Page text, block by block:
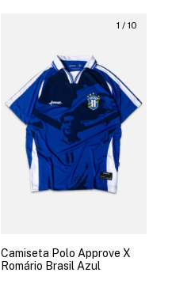
1 / 10
Camiseta Polo Approve X
Romário Brasil Azul